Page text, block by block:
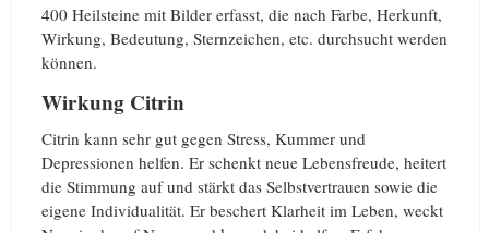
400 Heilsteine mit Bilder erfasst, die nach Farbe, Herkunft,
Wirkung, Bedeutung, Sternzeichen, etc. durchsucht werden
können.
Wirkung Citrin
Citrin kann sehr gut gegen Stress, Kummer und
Depressionen helfen. Er schenkt neue Lebensfreude, heitert
die Stimmung auf und stärkt das Selbstvertrauen sowie die
eigene Individualität. Er beschert Klarheit im Leben, weckt